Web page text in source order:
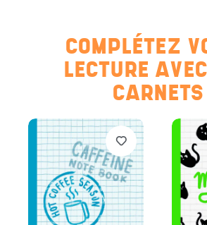
COMPLÉTEZ
LECTURE
CARNETS